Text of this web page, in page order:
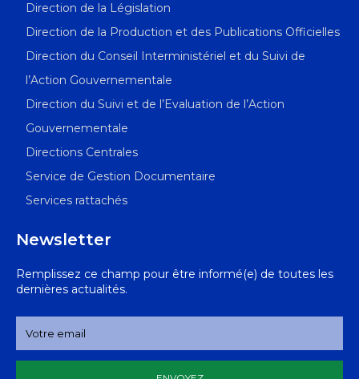
Direction de la Législation
Direction de la Production et des Publications Officielles
Direction du Conseil Interministériel et du Suivi de
l’Action Gouvernementale
Direction du Suivi et de l’Evaluation de l’Action
Gouvernementale
Directions Centrales
Service de Gestion Documentaire
Services rattachés
Newsletter
Remplissez ce champ pour être informé(e) de toutes les
dernières actualités.